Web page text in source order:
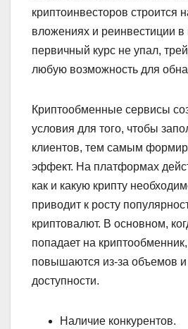
криптоинвесторов строится
вложениях и реинвестиции в
первичный курс не упал,
любую возможность для
Криптообменные сервисы
условия для того, чтобы
клиентов, тем самым
эффект. На платформах
как и какую крипту
приводит к росту
криптовалют. В основном,
попадает на
повышаются из-за объемов
доступности.
Наличие конкурентов.